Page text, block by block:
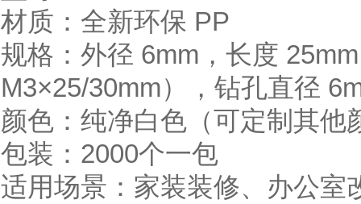
材质：全新环保 PP
规格：外径 6mm，长度
M3×25/30mm），钻孔直径
颜色：纯净白色（可定制其他
包装：2000个一包
适用场景：家装装修、办公室